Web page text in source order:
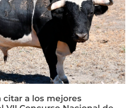
citar a los mejores